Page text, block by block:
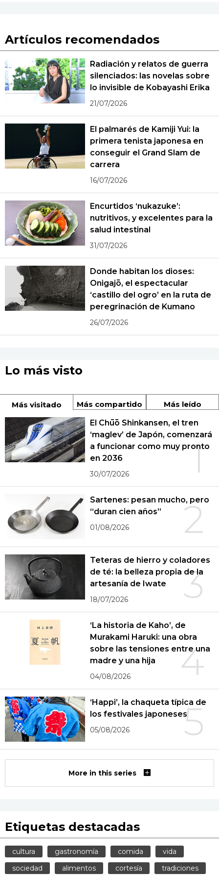
Artículos recomendados
Radiación y relatos de guerra
silenciados: las novelas sobre
lo invisible de Kobayashi Erika
21/07/2026
El palmarés de Kamiji Yui: la
primera tenista japonesa en
conseguir el Grand Slam de
carrera
16/07/2026
Encurtidos ‘nukazuke’:
nutritivos, y excelentes para la
salud intestinal
31/07/2026
Donde habitan los dioses:
Onigajō, el espectacular
‘castillo del ogro’ en la ruta de
peregrinación de Kumano
26/07/2026
Lo más visto
Más visitado Más compartido Más leído
1
El Chūō Shinkansen, el tren
‘maglev’ de Japón, comenzará
a funcionar como muy pronto
en 2036
30/07/2026
2
Sartenes: pesan mucho, pero
“duran cien años”
01/08/2026
3
Teteras de hierro y coladores
de té: la belleza propia de la
artesanía de Iwate
18/07/2026
4
‘La historia de Kaho’, de
Murakami Haruki: una obra
sobre las tensiones entre una
madre y una hija
04/08/2026
5
‘Happi’, la chaqueta típica de
los festivales japoneses
05/08/2026
More in this series
Etiquetas destacadas
cultura gastronomía comida
vida
sociedad
alimentos cortesía
tradiciones